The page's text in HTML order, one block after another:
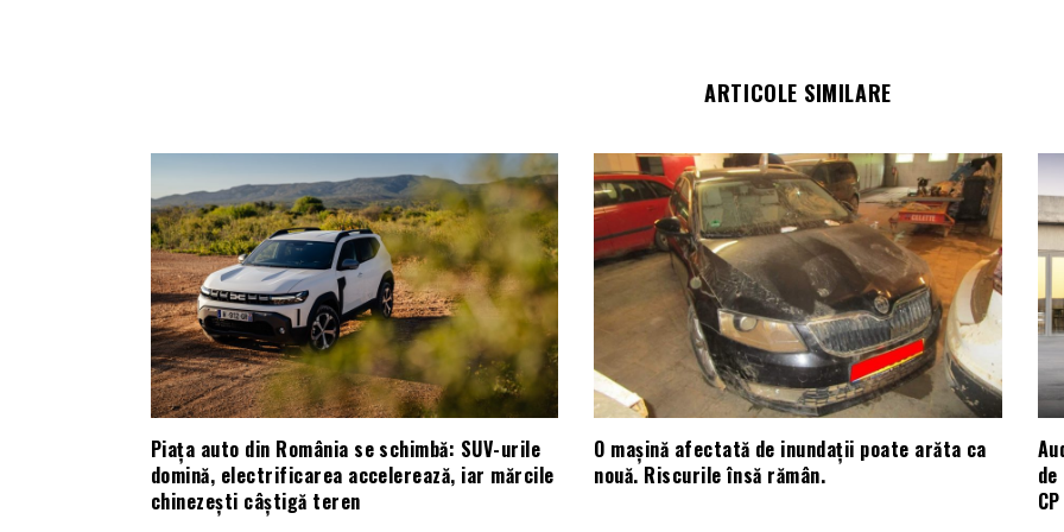
ARTICOLE SIMILARE
Piața auto din România se schimbă: SUV-urile
domină, electrificarea accelerează, iar mărcile
chinezești câștigă teren
O mașină afectată de inundații poate arăta ca
nouă. Riscurile însă rămân.